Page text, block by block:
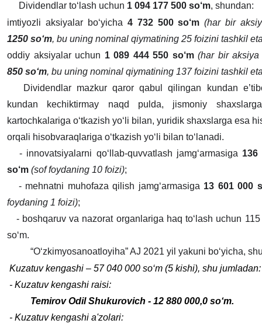
Dividendlar to‘lash uchun 1 094 177 500 so‘m, shundan:
imtiyozli aksiyalar bo‘yicha 4 732 500 so‘m(har bir
1250 so‘m, bu uning nominal qiymatining 25 foizini tashkil
oddiy aksiyalar uchun 1 089 444 550 so‘m (har bir
850 so‘m, bu uning nominal qiymatining 137 foizini tashkil
Dividendlar mazkur qaror qabul qilingan kundan
kundan kechiktirmay naqd pulda, jismoniy
kartochkalariga o‘tkazish yo‘li bilan, yuridik shaxslarga esa
orqali hisobvaraqlariga o‘tkazish yo‘li bilan to‘lanadi.
- innovatsiyalarni qo‘llab-quvvatlash jamg‘armasiga 136
so‘m (sof foydaning 10 foizi);
- mehnatni muhofaza qilish jamg‘armasiga 13 601 000
foydaning 1 foizi);
- boshqaruv va nazorat organlariga haq to‘lash uchun
so‘m.
“O‘zkimyosanoatloyiha” AJ 2021 yil yakuni bo‘yicha,
Kuzatuv kengashi – 57 040 000 so‘m (5 kishi), shu jumladan:
- Kuzatuv kengashi raisi:
Temirov Odil Shukurovich - 12 880 000,0 so‘m.
- Kuzatuv kengashi a'zolari: